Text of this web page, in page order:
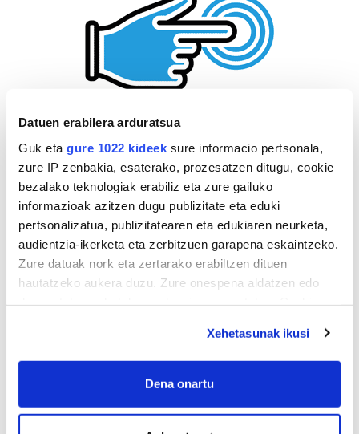
Datuen erabilera arduratsua
Guk eta gure 1022 kideek sure informacio pertsonala,
zure IP zenbakia, esaterako, prozesatzen ditugu, cookie
bezalako teknologiak erabiliz eta zure gailuko
informazioak azitzen dugu publizitate eta eduki
pertsonalizatua, publizitatearen eta edukiaren neurketa,
audientzia-ikerketa eta zerbitzuen garapena eskaintzeko.
Zure datuak nork eta zertarako erabiltzen dituen
hautatzeko aukera duzu. Zure onespena aldatzen edo
If you allow, we would also like to:
Collect information about your geographical
meters
Xehetasunak ikusi
Dena onartu